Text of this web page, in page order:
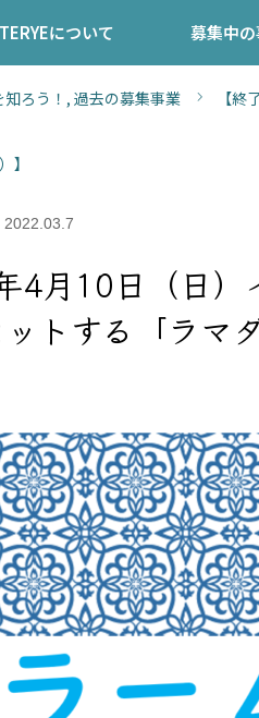
について 募集中
ろう！ , 過去の募集事業 【
】
2022.03.7
4月10日（日
トする「ラマ